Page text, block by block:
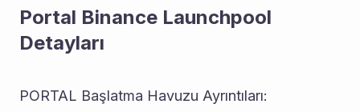
Portal Binance Launchpool
Detayları
PORTAL Başlatma Havuzu Ayrıntıları: